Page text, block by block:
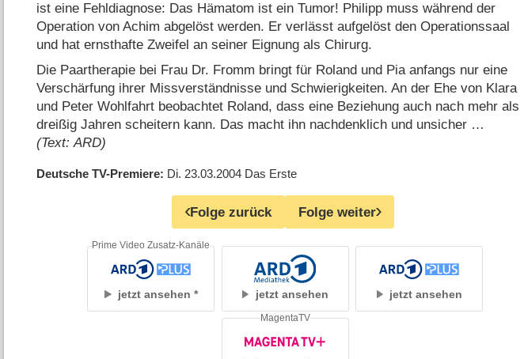
ist eine Fehldiagnose: Das Hämatom ist ein Tumor! Philipp muss während der
Operation von Achim abgelöst werden. Er verlässt aufgelöst den Operationssaal
und hat ernsthafte Zweifel an seiner Eignung als Chirurg.
Die Paartherapie bei Frau Dr. Fromm bringt für Roland und Pia anfangs nur eine
Verschärfung ihrer Missverständnisse und Schwierigkeiten. An der Ehe von Klara
und Peter Wohlfahrt beobachtet Roland, dass eine Beziehung auch nach mehr als
dreißig Jahren scheitern kann. Das macht ihn nachdenklich und unsicher …
(Text: ARD)
Deutsche TV-Premiere Di. 23.03.2004 Das Erste
Folge zurück Folge weiter
jetzt ansehen
Prime Video Zusatz-Kanäle
jetzt ansehen jetzt ansehen
MagentaTV